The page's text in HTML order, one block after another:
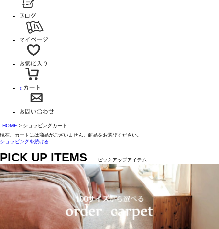
0
HOME
ショッピングカート
現在、カートには商品がございません。商品をお選びください。
ショッピングを続ける
PICK UP ITEMS ピックアップアイテム